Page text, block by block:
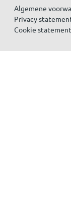
Algemene
Privacy
Cookie statement